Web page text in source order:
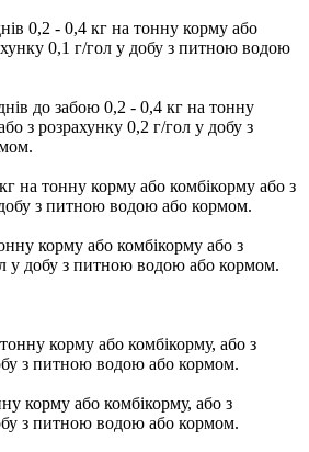
0,2 - 0,4 кг на тонну корму або
0,1 г/гол у добу з питною водою
до забою 0,2 - 0,4 кг на тонну
з розрахунку 0,2 г/гол у добу з
на тонну корму або комбікорму або з
з питною водою або кормом.
корму або комбікорму або з
у добу з питною водою або кормом.
корму або комбікорму, або з
з питною водою або кормом.
корму або комбікорму, або з
з питною водою або кормом.